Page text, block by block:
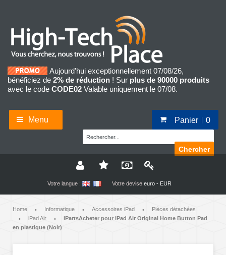
Aujourd’hui exceptionnellement 07/08/26,
bénéficiez de 2% de réduction ! Sur plus de 90000 produits
avec le code CODE02 Valable uniquement le 07/08.
Menu Panier 0
Chercher
Votre langue : Votre devise euro - EUR
Home • Informatique • Accessoires iPad •
Pièces détachées
•
iPad Air •
iPartsAcheter pour iPad Air Original Home Button Pad
en plastique (Noir)